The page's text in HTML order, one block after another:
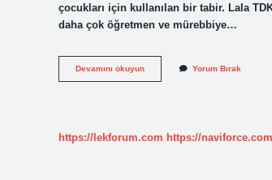
çocukları için kullanılan bir tabir. Lala
daha çok öğretmen ve mürebbiye…
Devamını okuyunLalanın
Sözlük
Yorum Bırak
https://lekforum.com https://